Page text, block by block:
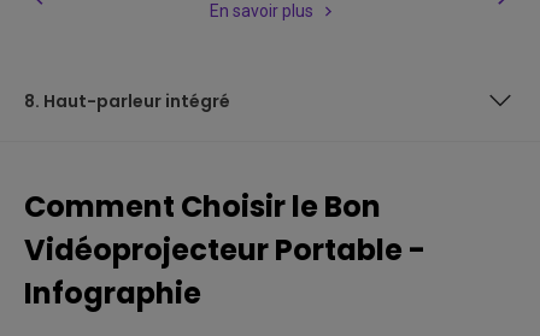
En savoir plus
8. Haut-parleur intégré
2. Dimensions et Portabilité
3. Connectivité Wi-Fi et Bluetooth
Comment Choisir le Bon
Vidéoprojecteur Portable -
Infographie